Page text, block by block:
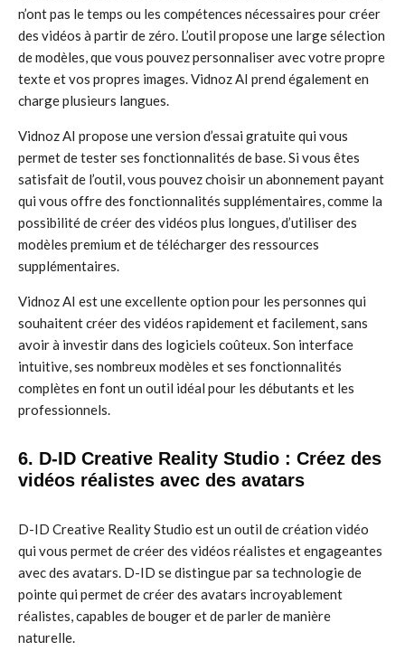
n’ont pas le temps ou les compétences nécessaires pour créer
des vidéos à partir de zéro. L’outil propose une large sélection
de modèles, que vous pouvez personnaliser avec votre propre
texte et vos propres images. Vidnoz AI prend également en
charge plusieurs langues.
Vidnoz AI propose une version d’essai gratuite qui vous
permet de tester ses fonctionnalités de base. Si vous êtes
satisfait de l’outil, vous pouvez choisir un abonnement payant
qui vous offre des fonctionnalités supplémentaires, comme la
possibilité de créer des vidéos plus longues, d’utiliser des
modèles premium et de télécharger des ressources
supplémentaires.
Vidnoz AI est une excellente option pour les personnes qui
souhaitent créer des vidéos rapidement et facilement, sans
avoir à investir dans des logiciels coûteux. Son interface
intuitive, ses nombreux modèles et ses fonctionnalités
complètes en font un outil idéal pour les débutants et les
professionnels.
6. D-ID Creative Reality Studio : Créez des
vidéos réalistes avec des avatars
D-ID Creative Reality Studio est un outil de création vidéo
qui vous permet de créer des vidéos réalistes et engageantes
avec des avatars. D-ID se distingue par sa technologie de
pointe qui permet de créer des avatars incroyablement
réalistes, capables de bouger et de parler de manière
naturelle.